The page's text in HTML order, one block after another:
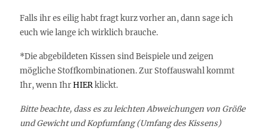
Falls ihr es eilig habt fragt kurz vorher an, dann sage ich
euch wie lange ich wirklich brauche.
*Die abgebildeten Kissen sind Beispiele und zeigen
mögliche Stoffkombinationen. Zur Stoffauswahl kommt
Ihr, wenn IhrHIERklickt.
Bitte beachte, dass es zu leichten Abweichungen von Größe
und Gewicht und Kopfumfang (Umfang des Kissens)